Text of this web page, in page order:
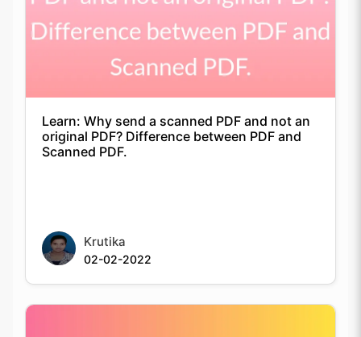
Learn: Why send a scanned PDF and not an
original PDF? Difference between PDF and
Scanned PDF.
Krutika
02-02-2022